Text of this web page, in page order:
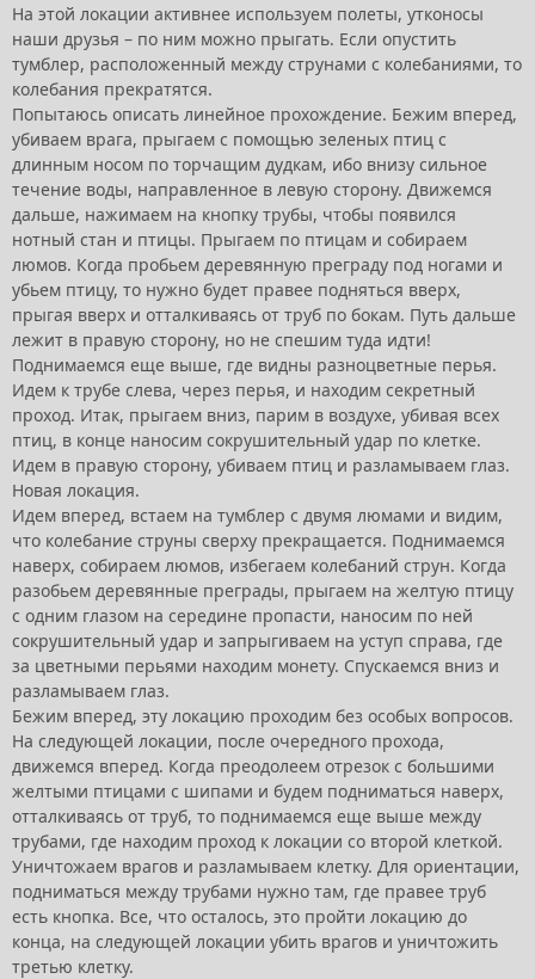
На этой локации активнее используем полеты, утконосы
наши друзья – по ним можно прыгать. Если опустить
тумблер, расположенный между струнами с колебаниями, то
колебания прекратятся.
Попытаюсь описать линейное прохождение. Бежим вперед,
убиваем врага, прыгаем с помощью зеленых птиц с
длинным носом по торчащим дудкам, ибо внизу сильное
течение воды, направленное в левую сторону. Движемся
дальше, нажимаем на кнопку трубы, чтобы появился
нотный стан и птицы. Прыгаем по птицам и собираем
люмов. Когда пробьем деревянную преграду под ногами и
убьем птицу, то нужно будет правее подняться вверх,
прыгая вверх и отталкиваясь от труб по бокам. Путь дальше
лежит в правую сторону, но не спешим туда идти!
Поднимаемся еще выше, где видны разноцветные перья.
Идем к трубе слева, через перья, и находим секретный
проход. Итак, прыгаем вниз, парим в воздухе, убивая всех
птиц, в конце наносим сокрушительный удар по клетке.
Идем в правую сторону, убиваем птиц и разламываем глаз.
Новая локация.
Идем вперед, встаем на тумблер с двумя люмами и видим,
что колебание струны сверху прекращается. Поднимаемся
наверх, собираем люмов, избегаем колебаний струн. Когда
разобьем деревянные преграды, прыгаем на желтую птицу
с одним глазом на середине пропасти, наносим по ней
сокрушительный удар и запрыгиваем на уступ справа, где
за цветными перьями находим монету. Спускаемся вниз и
разламываем глаз.
Бежим вперед, эту локацию проходим без особых вопросов.
На следующей локации, после очередного прохода,
движемся вперед. Когда преодолеем отрезок с большими
желтыми птицами с шипами и будем подниматься наверх,
отталкиваясь от труб, то поднимаемся еще выше между
трубами, где находим проход к локации со второй клеткой.
Уничтожаем врагов и разламываем клетку. Для ориентации,
подниматься между трубами нужно там, где правее труб
есть кнопка. Все, что осталось, это пройти локацию до
конца, на следующей локации убить врагов и уничтожить
третью клетку.